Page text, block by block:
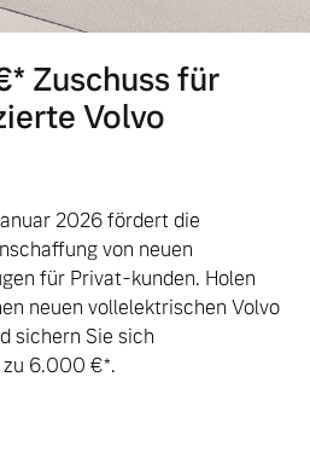
Zuschuss für
Volvo
2026 fördert die
von neuen
für Privat-kunden. Holen
neuen vollelektrischen Volvo
sichern Sie sich
zu 6.000 €⁠*.